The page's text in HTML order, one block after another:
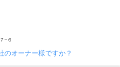
−６
のオーナー様ですか？